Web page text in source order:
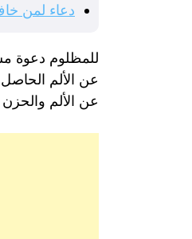
دعاء لمن
للمظلوم دعوة
عن الألم
عن الألم